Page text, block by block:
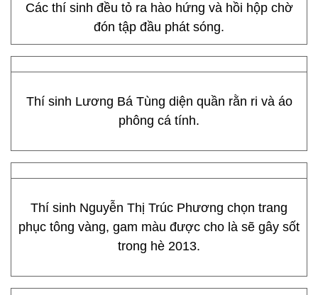
Các thí sinh đều tỏ ra hào hứng và hồi hộp chờ
đón tập đầu phát sóng.
Thí sinh Lương Bá Tùng diện quần rằn ri và áo
phông cá tính.
Thí sinh Nguyễn Thị Trúc Phương chọn trang
phục tông vàng, gam màu được cho là sẽ gây sốt
trong hè 2013.